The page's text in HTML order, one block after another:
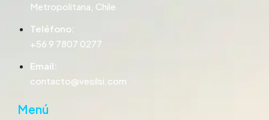
Metropolitana, Chile
Teléfono:
+56 9 7807 0277
Email:
contacto@vesilsi.com
Menú